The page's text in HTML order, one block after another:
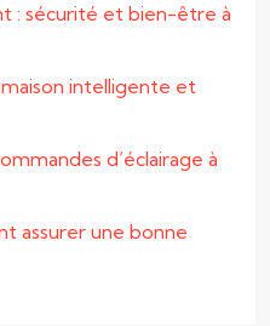
: sécurité et bien-être à
intelligente et
d’éclairage à
assurer une bonne